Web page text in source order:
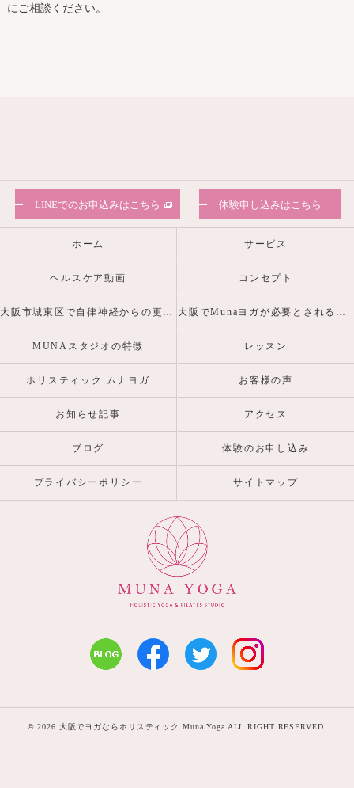
にご相談ください。
LINEでのお申込みはこちら 体験申し込みはこちら
ホーム サービス
ヘルスケア動画 コンセプト
大阪市城東区で自律神経からの更年期・産前産後の心身の不調を整えるヨガピラティスなら 大阪でMunaヨガが必要とされる理由
MUNAスタジオの特徴 レッスン
ホリスティック ムナヨガ お客様の声
お知らせ記事 アクセス
ブログ 体験のお申し込み
プライバシーポリシー サイトマップ
© 2026 大阪でヨガならホリスティック Muna Yoga ALL RIGHT RESERVED.